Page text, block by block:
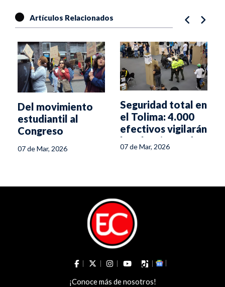
Artículos Relacionados
Del movimiento
estudiantil al
Congreso
07 de Mar, 2026
Seguridad total en
el Tolima: 4.000
efectivos vigilarán
las elecciones de
mañana
07 de Mar, 2026
¡Conoce más de nosotros!